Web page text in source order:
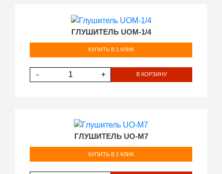
ГЛУШИТЕЛЬ UOM-1/4
КУПИТЬ В 1 КЛИК
- + В КОРЗИНУ
ГЛУШИТЕЛЬ UO-М7
КУПИТЬ В 1 КЛИК